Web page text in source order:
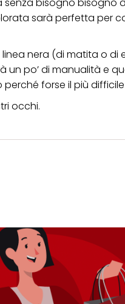
sarà perfetta per
nera (di matita o di
un po’ di manualità e
forse il più
occhi.